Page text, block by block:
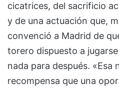
cicatrices, del sacrificio
y de una actuación que,
convenció a Madrid de
torero dispuesto a
nada para después. «Esa
recompensa que una